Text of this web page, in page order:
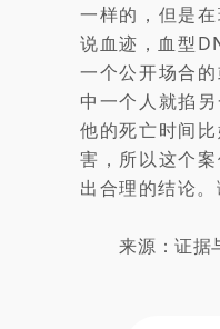
一样的，但是
说血迹，血型
一个公开场合
中一个人就掐
他的死亡时间
害，所以这个
出合理的结论。
来源：证据